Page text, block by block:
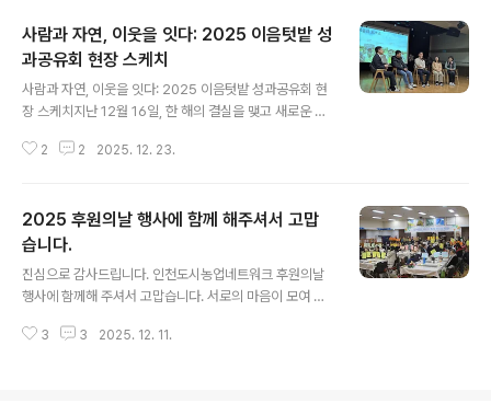
사람과 자연, 이웃을 잇다: 2025 이음텃밭 성
과공유회 현장 스케치
사람과 자연, 이웃을 잇다: 2025 이음텃밭 성과공유회 현
장 스케치지난 12월 16일, 한 해의 결실을 맺고 새로운 시
개최되었습니다. 김동수 이장님의 개회사처럼, 이번 성과
니다. 인천도시농업네트워크 김충기 대표는 축사를 통해
"행정과 민간 단체, 주민의 협력으로 5년째 이어져 온 것
자체가 큰 성과"라며, "텃밭을 통해 많은 사람이 연결되고
새로운 관계가 만들어지는 '관계의 힘'이야말로 가장 큰 성
과"라고 강조했습니다. 행사장 안은 한 해 동안 땀 흘린 도
시농부들의 자부심과 이웃을 향한 따뜻한 정으로 가득했습
2 2 2025. 12. 23.
2025 후원의날 행사에 함께 해주셔서 고맙
습니다.
진심으로 감사드립니다. 인천도시농업네트워크 후원의날
행사에 함께해 주셔서 고맙습니다. 서로의 마음이 모여 큰
다. 앞으로도 건겅한 씨앗을 뿌리며 더 많은 이웃과 풍성한
3 3 2025. 12. 11.